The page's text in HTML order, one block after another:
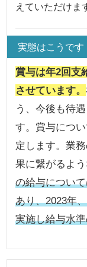
えていただけま
実態はこうです
賞与は年2回支
させています。
う、今後も待
す。賞与につ
定します。業
果に繋がるよ
の給与につい
あり、2023年
実施し給与水